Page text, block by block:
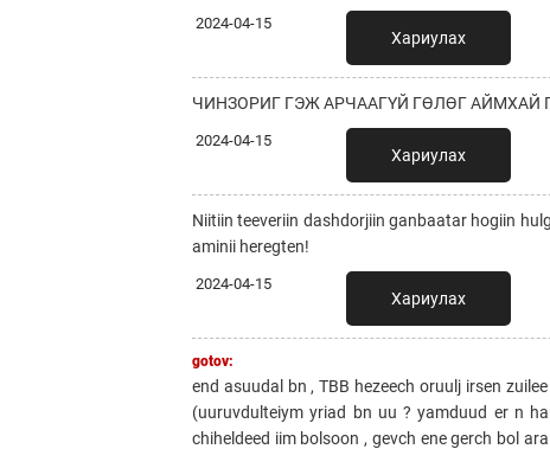
2024-04-15
Хариулах
ЧИНЗОРИГ ГЭЖ АРЧААГҮЙ ГӨЛӨГ АЙМХАЙ
2024-04-15
Хариулах
Niitiin teeveriin dashdorjiin ganbaatar hogiin
aminii heregten!
2024-04-15
Хариулах
gotov:
end asuudal bn , TBB hezeech oruulj irsen
(uuruvdulteiym yriad bn uu ? yamduud er n
chiheldeed iim bolsoon , gevch ene gerch bol